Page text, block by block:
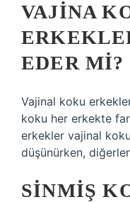
VAJINA
EDER MI?
Vajinal koku
koku her erkekte
erkekler vajinal
düşünürken,
SINMIŞ